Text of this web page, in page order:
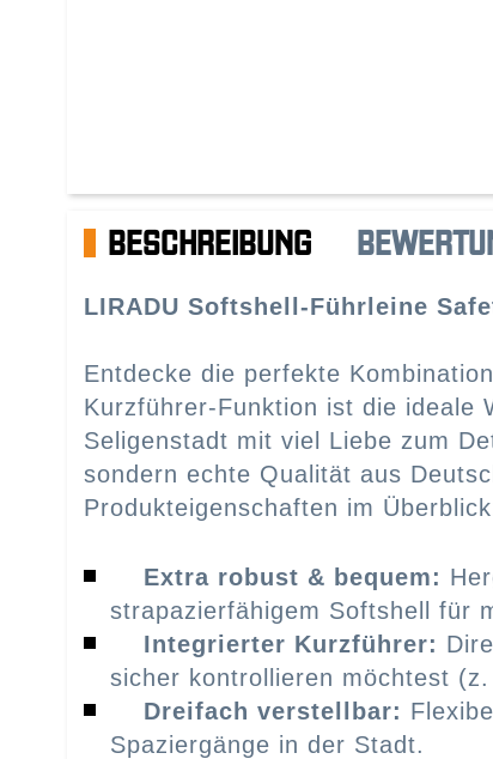
BESCHREIBUNG
LIRADU Softshell-Führleine
Entdecke die perfekte
Kurzführer-Funktion ist die ideale
Seligenstadt mit viel Liebe zum
sondern echte Qualität aus
Produkteigenschaften im
Extra robust & bequem:
strapazierfähigem Softshell für
Integrierter Kurzführer:
sicher kontrollieren möchtest
Dreifach verstellbar:
Spaziergänge in der Stadt.